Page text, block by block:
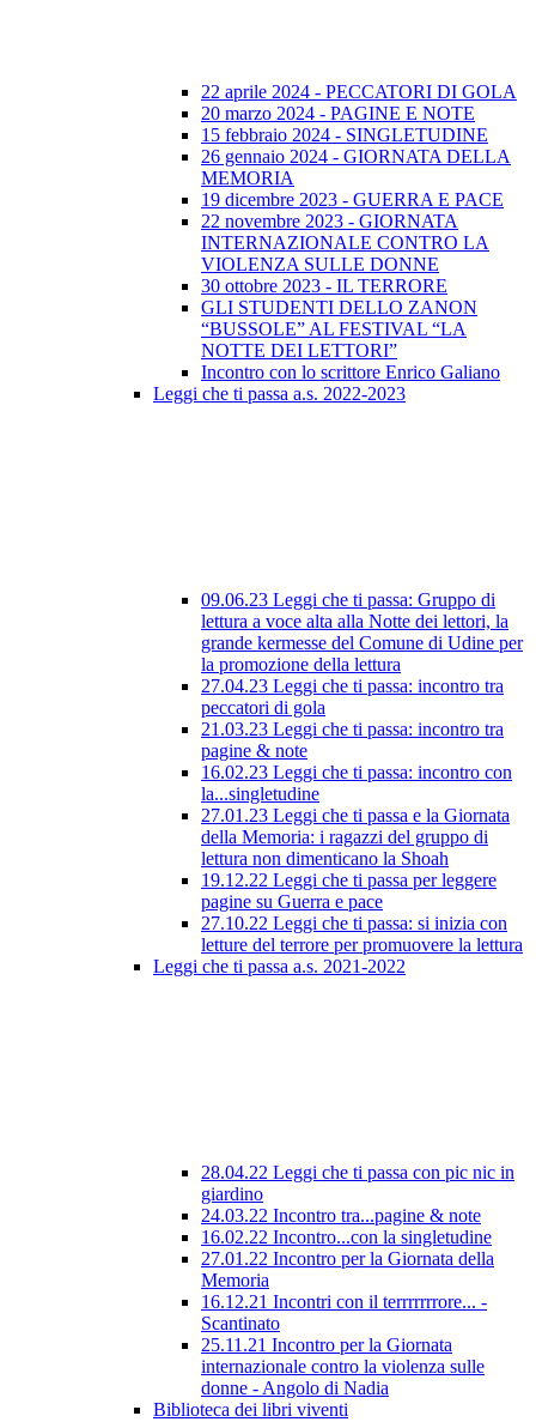
22 aprile 2024 - PECCATORI DI GOLA
20 marzo 2024 - PAGINE E NOTE
15 febbraio 2024 - SINGLETUDINE
26 gennaio 2024 - GIORNATA DELLA
MEMORIA
19 dicembre 2023 - GUERRA E PACE
22 novembre 2023 - GIORNATA
INTERNAZIONALE CONTRO LA
VIOLENZA SULLE DONNE
30 ottobre 2023 - IL TERRORE
GLI STUDENTI DELLO ZANON
“BUSSOLE” AL FESTIVAL “LA
NOTTE DEI LETTORI”
Incontro con lo scrittore Enrico Galiano
Leggi che ti passa a.s. 2022-2023
09.06.23 Leggi che ti passa: Gruppo di
lettura a voce alta alla Notte dei lettori, la
grande kermesse del Comune di Udine per
la promozione della lettura
27.04.23 Leggi che ti passa: incontro tra
peccatori di gola
21.03.23 Leggi che ti passa: incontro tra
pagine & note
16.02.23 Leggi che ti passa: incontro con
la...singletudine
27.01.23 Leggi che ti passa e la Giornata
della Memoria: i ragazzi del gruppo di
lettura non dimenticano la Shoah
19.12.22 Leggi che ti passa per leggere
pagine su Guerra e pace
27.10.22 Leggi che ti passa: si inizia con
letture del terrore per promuovere la lettura
Leggi che ti passa a.s. 2021-2022
28.04.22 Leggi che ti passa con pic nic in
giardino
24.03.22 Incontro tra...pagine & note
16.02.22 Incontro...con la singletudine
27.01.22 Incontro per la Giornata della
Memoria
16.12.21 Incontri con il terrrrrrrore... -
Scantinato
25.11.21 Incontro per la Giornata
internazionale contro la violenza sulle
donne - Angolo di Nadia
Biblioteca dei libri viventi